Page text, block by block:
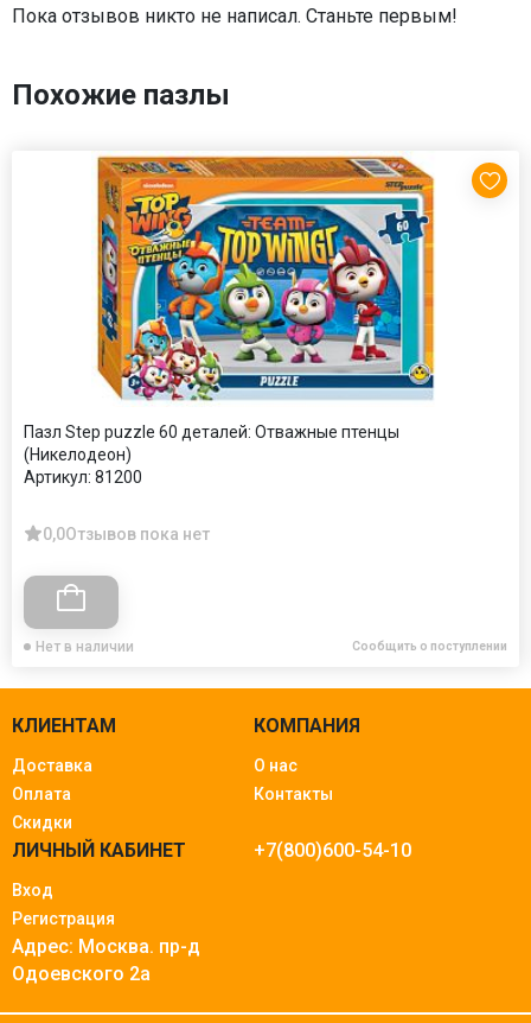
Пока отзывов никто не написал. Станьте первым!
Похожие пазлы
Пазл Step puzzle 60 деталей: Отважные птенцы
(Никелодеон)
Артикул: 81200
0,0Отзывов пока нет
Нет в наличии Сообщить о поступлении
КЛИЕНТАМ
Доставка
Оплата
Скидки
КОМПАНИЯ
О нас
Контакты
ЛИЧНЫЙ КАБИНЕТ
Вход
Регистрация
+7(800)600-54-10
Адрес: Москва. пр-д
Одоевского 2а